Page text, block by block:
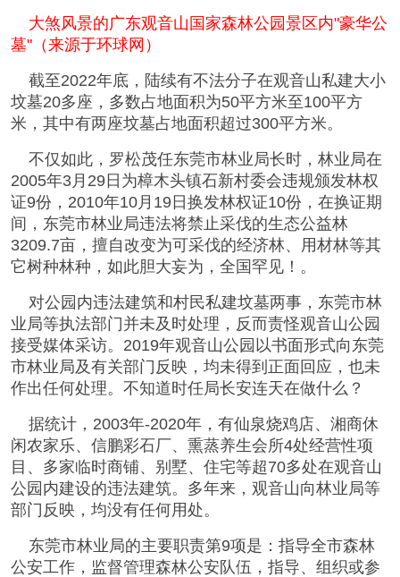
大煞风景的广东观音山国家森林公园景区内"豪华公
墓"（来源于环球网）
截至2022年底，陆续有不法分子在观音山私建大小
坟墓20多座，多数占地面积为50平方米至100平方
米，其中有两座坟墓占地面积超过300平方米。
不仅如此，罗松茂任东莞市林业局长时，林业局在
2005年3月29日为樟木头镇石新村委会违规颁发林权
证9份，2010年10月19日换发林权证10份，在换证期
间，东莞市林业局违法将禁止采伐的生态公益林
3209.7亩，擅自改变为可采伐的经济林、用材林等其
它树种林种，如此胆大妄为，全国罕见！。
对公园内违法建筑和村民私建坟墓两事，东莞市林
业局等执法部门并未及时处理，反而责怪观音山公园
接受媒体采访。2019年观音山公园以书面形式向东莞
市林业局及有关部门反映，均未得到正面回应，也未
作出任何处理。不知道时任局长安连天在做什么？
据统计，2003年-2020年，有仙泉烧鸡店、湘商休
闲农家乐、信鹏彩石厂、熏蒸养生会所4处经营性项
目、多家临时商铺、别墅、住宅等超70多处在观音山
公园内建设的违法建筑。多年来，观音山向林业局等
部门反映，均没有任何用处。
东莞市林业局的主要职责第9项是：指导全市森林
公安工作，监督管理森林公安队伍，指导、组织或参